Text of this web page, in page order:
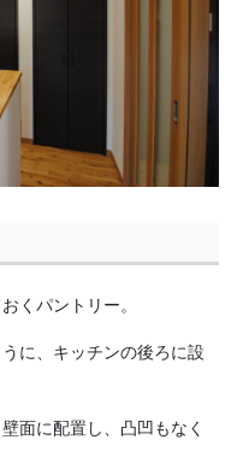
くパントリー。
に、キッチンの後ろに設
面に配置し、凸凹もなく